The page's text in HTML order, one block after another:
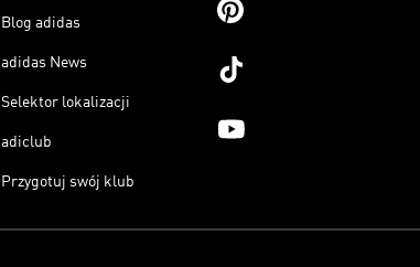
Blog adidas
adidas News
Selektor lokalizacji
adiclub
Przygotuj swój klub